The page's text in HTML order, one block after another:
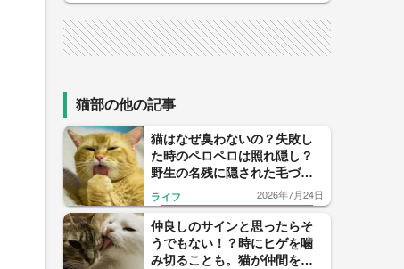
猫部の他の記事
猫はなぜ臭わないの？失敗し
た時のペロペロは照れ隠し？
野生の名残に隠された毛づく
ろいの理由を解説
ライフ 2026年7月24日
仲良しのサインと思ったらそ
うでもない！？時にヒゲを噛
み切ることも。猫が仲間を毛